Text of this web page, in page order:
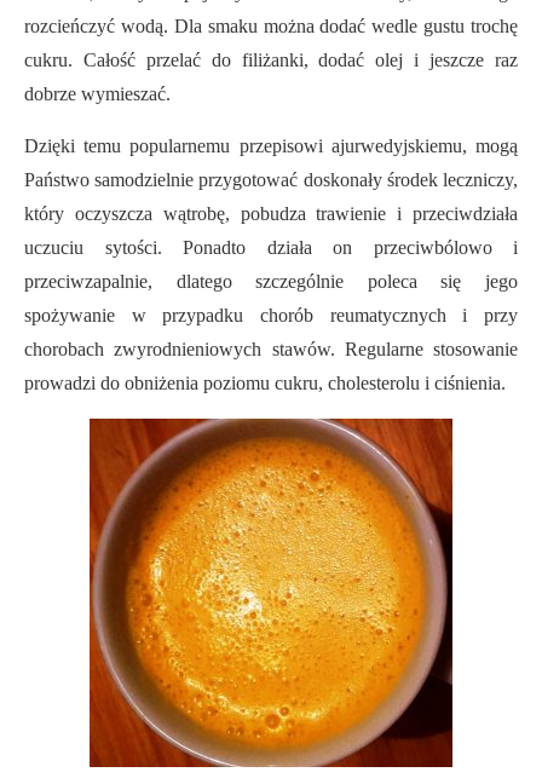
rozcieńczyć wodą. Dla smaku można dodać wedle gustu trochę
cukru. Całość przelać do filiżanki, dodać olej i jeszcze raz
dobrze wymieszać.
Dzięki temu popularnemu przepisowi ajurwedyjskiemu, mogą
Państwo samodzielnie przygotować doskonały środek leczniczy,
który oczyszcza wątrobę, pobudza trawienie i przeciwdziała
uczuciu sytości. Ponadto działa on przeciwbólowo i
przeciwzapalnie, dlatego szczególnie poleca się jego
spożywanie w przypadku chorób reumatycznych i przy
chorobach zwyrodnieniowych stawów. Regularne stosowanie
prowadzi do obniżenia poziomu cukru, cholesterolu i ciśnienia.